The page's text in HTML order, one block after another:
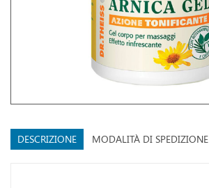
DESCRIZIONE MODALITÀ DI SPEDIZIONE